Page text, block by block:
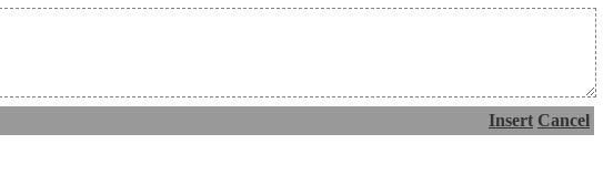
Insert Cancel